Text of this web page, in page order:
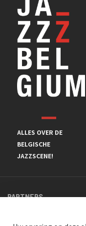
ALLES OVER DE
BELGISCHE
JAZZSCENE!
PARTNERS